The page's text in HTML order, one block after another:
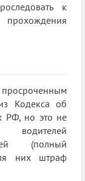
к
прохождения
Кодекса об
РФ, но это не
(полный
них штраф